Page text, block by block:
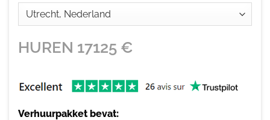
HUREN 17125 €
Verhuurpakket bevat: